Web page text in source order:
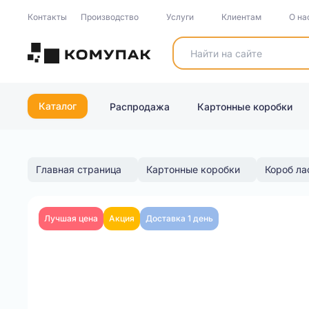
Контакты Производство Услуги Клиентам О
Каталог Распродажа Картонные коробки
Главная страница Картонные коробки Короб
Лучшая цена Акция Доставка 1 день